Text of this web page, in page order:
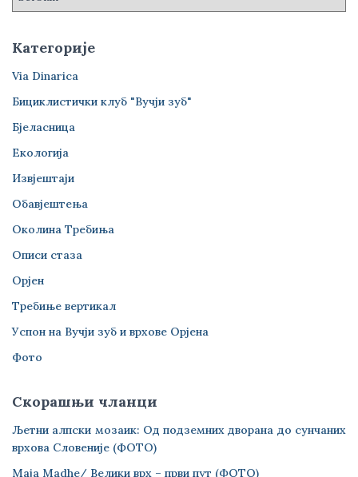
Категорије
Via Dinarica
Бициклистички клуб "Вучји зуб"
Бјеласница
Екологија
Извјештаји
Обавјештења
Околина Требиња
Описи стаза
Орјен
Требиње вертикал
Успон на Вучји зуб и врхове Орјена
Фото
Скорашњи чланци
Љетни алпски мозаик: Од подземних дворана до сунчаних
врхова Словеније (ФОТО)
Maja Madhe/ Велики врх – први пут (ФОТО)